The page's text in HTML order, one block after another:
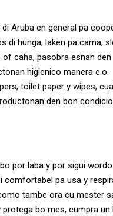
Aruba en general pa
di hunga, laken pa cama,
caha, pasobra esnan den
higienico manera e.o.
toilet paper y wipes,
den bon
por laba y por sigui wordo
pa usa y
tambe ora cu mester
protega bo mes, cumpra un